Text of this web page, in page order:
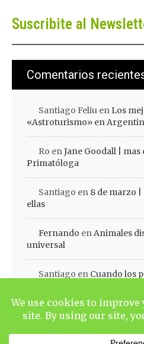
Suscribite al
Comentarios
Santiago Feliu en Los
«Astroturismo» en
Ro enJane Goodall | mas
Primatóloga
Santiago en 8 de marzo
ellas
Fernando enAnimales
universal
Santiago en Cuando los